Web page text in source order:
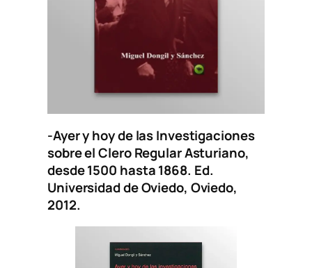
-Ayer y hoy de las Investigaciones
sobre el Clero Regular Asturiano,
desde 1500 hasta 1868. Ed.
Universidad de Oviedo, Oviedo,
2012.